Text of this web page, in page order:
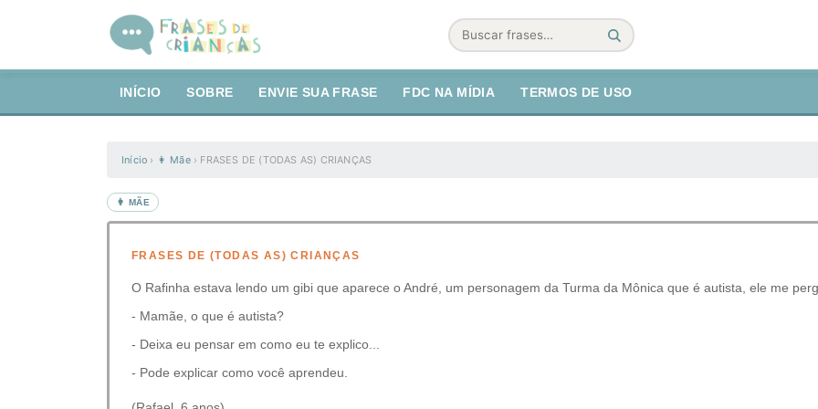
Buscar
INÍCIO SOBRE ENVIE SUA FRASE FDC NA MÍDIA TERMOS DE USO
Início › 👩 Mãe › FRASES DE (TODAS AS) CRIANÇAS
👩 MÃE
FRASES DE (TODAS AS) CRIANÇAS
O Rafinha estava lendo um gibi que aparece o André, um personagem da Turma da Mônica que é autista, ele me
- Mamãe, o que é autista?
- Deixa eu pensar em como eu te explico...
- Pode explicar como você aprendeu.